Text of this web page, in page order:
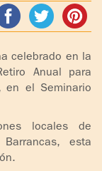
celebrado en la
Anual para
en el Seminario
locales de
esta